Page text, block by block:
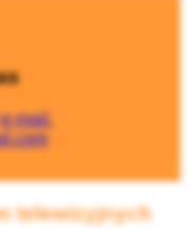
e-mail.
telewizyjnych